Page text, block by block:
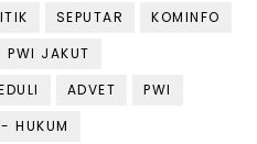
SEPUTAR
KOMINFO
PWI JAKUT
ADVET
PWI
HUKUM